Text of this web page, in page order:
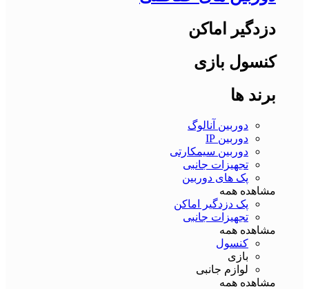
دزدگیر اماکن
کنسول بازی
برند ها
دوربین آنالوگ
دوربین IP
دوربین سیمکارتی
تجهیزات جانبی
پک های دوربین
مشاهده همه
پک دزدگیر اماکن
تجهیزات جانبی
مشاهده همه
کنسول
بازی
لوازم جانبی
مشاهده همه